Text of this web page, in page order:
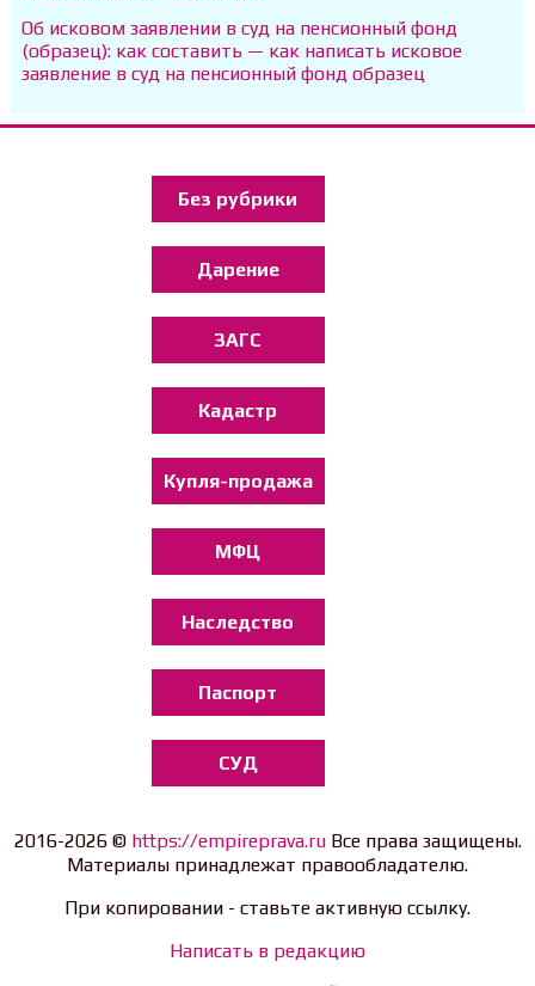
Об исковом заявлении в суд на пенсионный фонд
(образец): как составить — как написать исковое
заявление в суд на пенсионный фонд образец
Без рубрики
Дарение
ЗАГС
Кадастр
Купля-продажа
МФЦ
Наследство
Паспорт
СУД
2016-2026 © https://empireprava.ruВсе права защищены.
Материалы принадлежат правообладателю.
При копировании - ставьте активную ссылку.
Написать в редакцию